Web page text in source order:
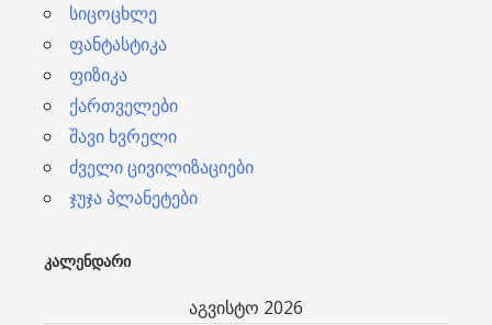
სიცოცხლე
ფანტასტიკა
ფიზიკა
ქართველები
შავი ხვრელი
ძველი ცივილიზაციები
ჯუჯა პლანეტები
ᲙᲐᲚᲔᲜᲓᲐᲠᲘ
აგვისტო 2026